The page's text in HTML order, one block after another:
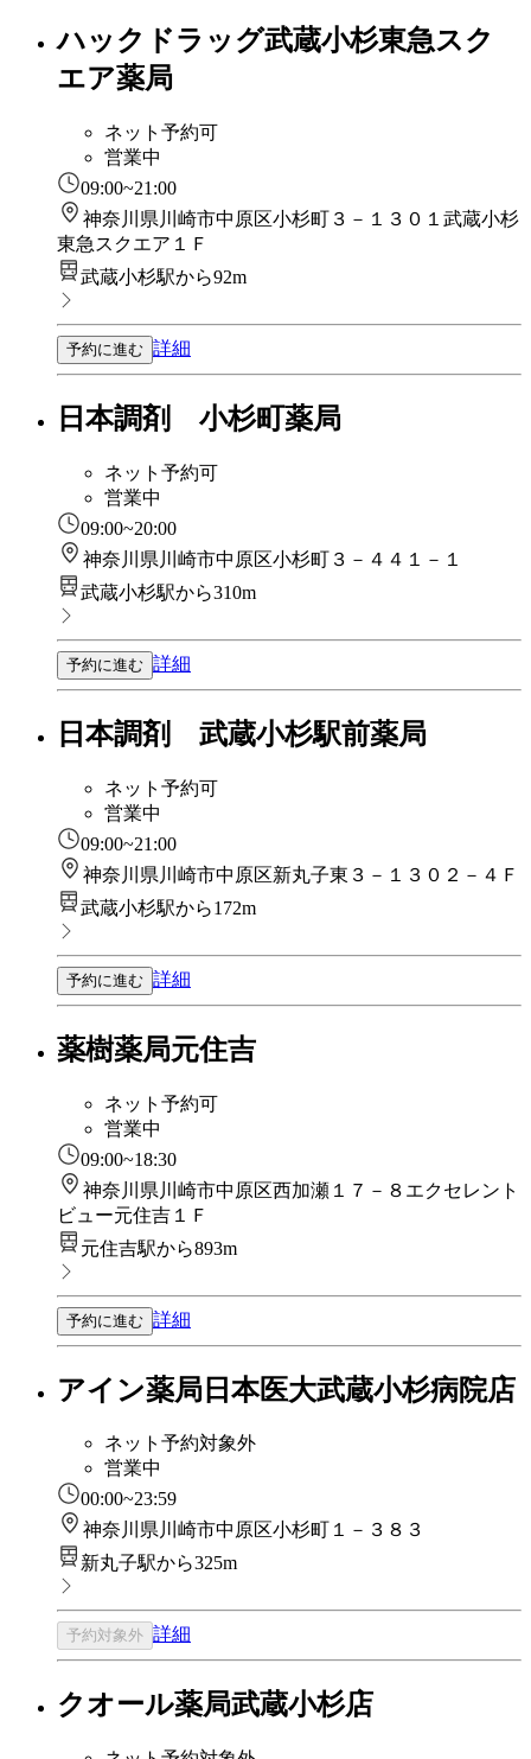
ハックドラッグ武蔵小杉東急スク
エア薬局
ネット予約可
営業中
09:00~21:00
神奈川県川崎市中原区小杉町３－１３０１武蔵小杉
東急スクエア１Ｆ
武蔵小杉駅から92m
予約に進む 詳細
日本調剤 小杉町薬局
ネット予約可
営業中
09:00~20:00
神奈川県川崎市中原区小杉町３－４４１－１
武蔵小杉駅から310m
予約に進む 詳細
日本調剤 武蔵小杉駅前薬局
ネット予約可
営業中
09:00~21:00
神奈川県川崎市中原区新丸子東３－１３０２－４Ｆ
武蔵小杉駅から172m
予約に進む 詳細
薬樹薬局元住吉
ネット予約可
営業中
09:00~18:30
神奈川県川崎市中原区西加瀬１７－８エクセレント
ビュー元住吉１Ｆ
元住吉駅から893m
予約に進む 詳細
アイン薬局日本医大武蔵小杉病院店
ネット予約対象外
営業中
00:00~23:59
神奈川県川崎市中原区小杉町１－３８３
新丸子駅から325m
予約対象外 詳細
クオール薬局武蔵小杉店